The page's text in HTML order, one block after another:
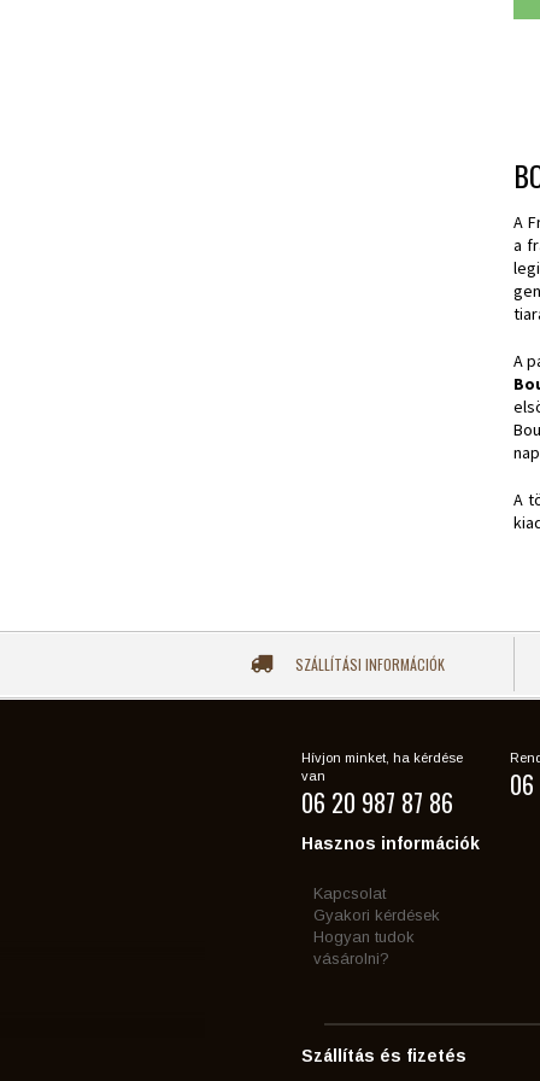
A
a
A
A
SZÁLLÍTÁSI INFORMÁCIÓK
Hívjon minket, ha kérdése
van
06 20 987 87 86
Hasznos információk
Kapcsolat
Gyakori kérdések
Hogyan tudok
vásárolni?
Szállítás és fizetés